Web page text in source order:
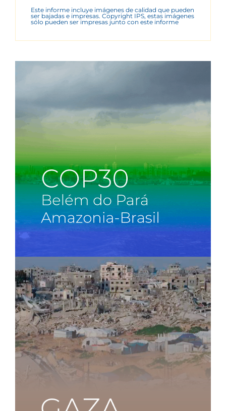
Este informe incluye imágenes de calidad que pueden
ser bajadas e impresas. Copyright IPS, estas imágenes
sólo pueden ser impresas junto con este informe